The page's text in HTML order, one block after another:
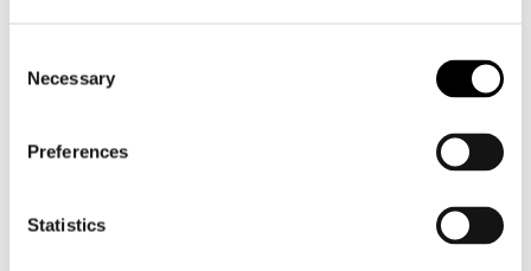
Selection
Necessary
Preferences
Statistics
レストラン・バープロジェク